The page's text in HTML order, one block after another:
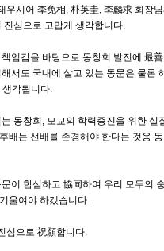
시어 李免相, 朴英圭, 李麟求 회장
심으로 고맙게 생각합니다.
임감을 바탕으로 동창회 발전에 最
서도 국내에 살고 있는 동문은 물론
각됩니다.
동창회, 모교의 학력증진을 위한 실
는 선배를 존경해야 한다는 것응
이 합심하고 協同하여 우리 모두의
울여야 하겠습니다.
심으로 祝願합니다.